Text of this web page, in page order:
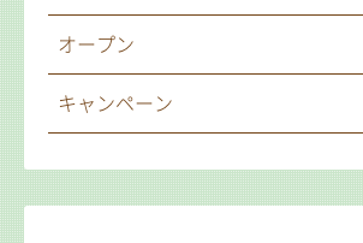
オープン
キャンペーン